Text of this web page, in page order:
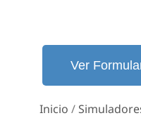
Ver
Inicio /